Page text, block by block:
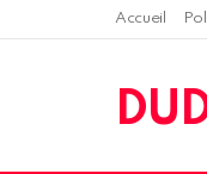
Accueil